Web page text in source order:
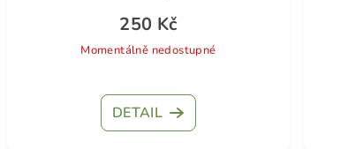
250 Kč
Momentálně nedostupné
DETAIL